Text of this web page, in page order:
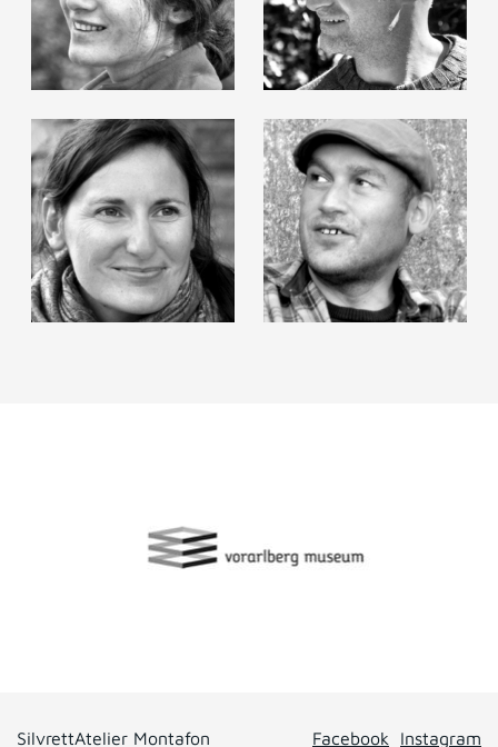
Liddy Scheffknecht Reece Terris
SilvrettAtelier Montafon Facebook Instagram